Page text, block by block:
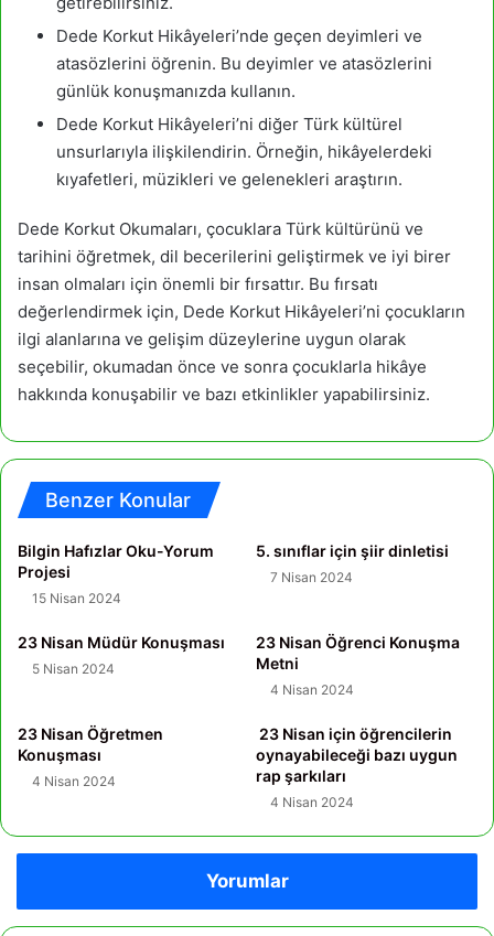
Dede Korkut Hikâyeleri’nde geçen deyimleri ve
atasözlerini öğrenin. Bu deyimler ve atasözlerini
günlük konuşmanızda kullanın.
Dede Korkut Hikâyeleri’ni diğer Türk kültürel
unsurlarıyla ilişkilendirin. Örneğin, hikâyelerdeki
kıyafetleri, müzikleri ve gelenekleri araştırın.
Dede Korkut Okumaları, çocuklara Türk kültürünü ve
tarihini öğretmek, dil becerilerini geliştirmek ve iyi birer
insan olmaları için önemli bir fırsattır. Bu fırsatı
değerlendirmek için, Dede Korkut Hikâyeleri’ni çocukların
ilgi alanlarına ve gelişim düzeylerine uygun olarak
seçebilir, okumadan önce ve sonra çocuklarla hikâye
hakkında konuşabilir ve bazı etkinlikler yapabilirsiniz.
Benzer Konular
Bilgin Hafızlar Oku-Yorum
Projesi
15 Nisan 2024
5. sınıflar için şiir dinletisi
7 Nisan 2024
23 Nisan Müdür Konuşması
5 Nisan 2024
23 Nisan Öğrenci Konuşma
Metni
4 Nisan 2024
23 Nisan Öğretmen
Konuşması
4 Nisan 2024
23 Nisan için öğrencilerin
oynayabileceği bazı uygun
rap şarkıları
4 Nisan 2024
Yorumlar